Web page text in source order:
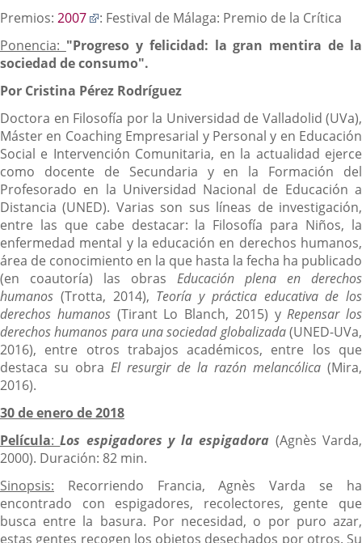
Premios: 2007
Enlace
una
aplicación
externa.
: Festival de Málaga: Premio de la Crítica
Ponencia: "Progreso y felicidad: la gran mentira de la
sociedad de consumo".
Por Cristina Pérez Rodríguez
Doctora en Filosofía por la Universidad de Valladolid (UVa),
Máster en Coaching Empresarial y Personal y en Educación
Social e Intervención Comunitaria, en la actualidad ejerce
como docente de Secundaria y en la Formación del
Profesorado en la Universidad Nacional de Educación a
Distancia (UNED). Varias son sus líneas de investigación,
entre las que cabe destacar: la Filosofía para Niños, la
enfermedad mental y la educación en derechos humanos,
área de conocimiento en la que hasta la fecha ha publicado
(en coautoría) las obras Educación plena en derechos
humanos (Trotta, 2014), Teoría y práctica educativa de los
derechos humanos(Tirant Lo Blanch, 2015) yRepensar los
derechos humanos para una sociedad globalizada(UNED-UVa,
2016), entre otros trabajos académicos, entre los que
destaca su obra El resurgir de la razón melancólica (Mira,
2016).
30 de enero de 2018
Película:Los espigadores y la espigadora (Agnès Varda,
2000). Duración: 82 min.
Sinopsis: Recorriendo Francia, Agnès Varda se ha
encontrado con espigadores, recolectores, gente que
busca entre la basura. Por necesidad, o por puro azar,
estas gentes recogen los objetos desechados por otros. Su